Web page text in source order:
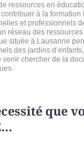
ressources en
à la
et professionnels
réseau des
située à Lausanne
des jardins
venir chercher de la
que